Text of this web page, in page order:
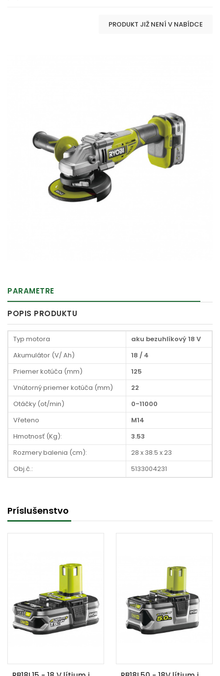
PRODUKT JIŽ NENÍ V NABÍDCE
PARAMETRE
POPIS PRODUKTU
Typ motora
aku bezuhlíkový 18 V
Akumulátor (V/ Ah)
18 / 4
Priemer kotúča (mm)
125
Vnútorný priemer kotúča (mm)
22
Otáčky (ot/min)
0-11000
Vřeteno
M14
Hmotnosť (Kg):
3.53
Rozmery balenia (cm):
28 x 38.5 x 23
Obj.č.:
5133004231
Príslušenstvo